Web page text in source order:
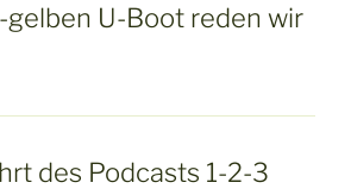
gelben U-Boot reden wir
des Podcasts 1-2-3